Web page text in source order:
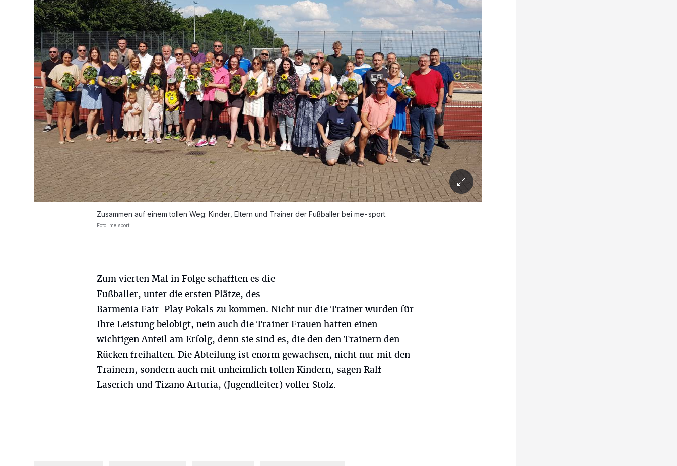
Zusammen auf einem tollen Weg: Kinder, Eltern und Trainer der Fußballer bei me-sport.
Foto: me sport
Zum vierten Mal in Folge schafften es die
Fußballer, unter die ersten Plätze, des
Barmenia Fair-Play Pokals zu kommen. Nicht nur die Trainer wurden für
Ihre Leistung belobigt, nein auch die Trainer Frauen hatten einen
wichtigen Anteil am Erfolg, denn sie sind es, die den den Trainern den
Rücken freihalten. Die Abteilung ist enorm gewachsen, nicht nur mit den
Trainern, sondern auch mit unheimlich tollen Kindern, sagen Ralf
Laserich und Tizano Arturia, (Jugendleiter) voller Stolz.